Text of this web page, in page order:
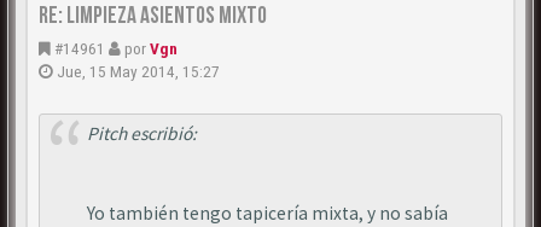
Re: Limpieza asientos mixto
#14961 porVgn
Jue, 15 May 2014, 15:27
Pitch escribió:
Yo también tengo tapicería mixta, y no sabía